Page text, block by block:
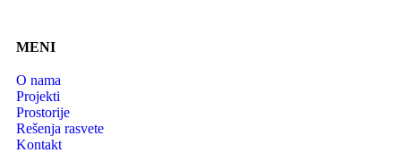
MENI
O nama
Projekti
Prostorije
Rešenja rasvete
Kontakt